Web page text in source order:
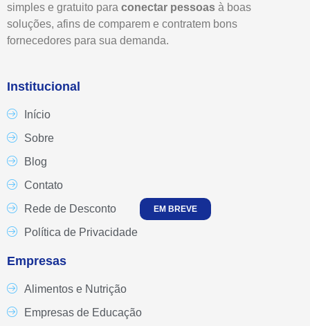
simples e gratuito para conectar pessoas à boas
soluções, afins de comparem e contratem bons
fornecedores para sua demanda.
Institucional
EM BREVE
Início
Sobre
Blog
Contato
Rede de Desconto
Política de Privacidade
Empresas
Alimentos e Nutrição
Empresas de Educação